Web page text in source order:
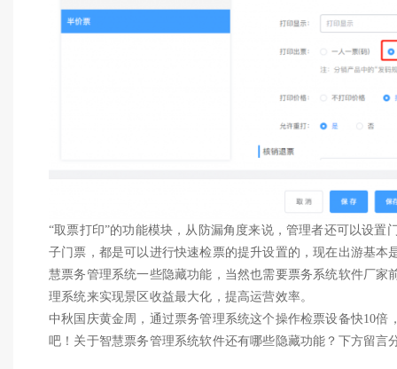
“取票打印”的功能模块，从防漏角度来说，管理者还可以设置
子门票，都是可以进行快速检票的提升设置的，现在出游基本
慧票务管理系统一些隐藏功能，当然也需要票务系统软件厂家
理系统来实现景区收益最大化，提高运营效率。
中秋国庆黄金周，通过票务管理系统这个操作检票设备快10
吧！关于智慧票务管理系统软件还有哪些隐藏功能？下方留言